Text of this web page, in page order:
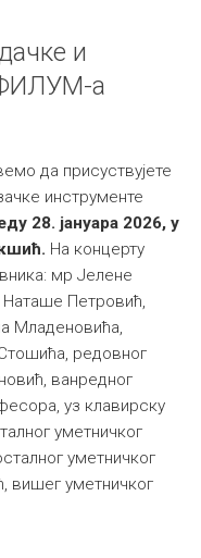
и
ФИЛУМ-а
да присуствујете
инструменте
28. јануара 2026, у
На концерту
мр Јелене
Петровић,
Младеновића,
редовног
ванредног
уз клавирску
уметничког
уметничког
вишег уметничког